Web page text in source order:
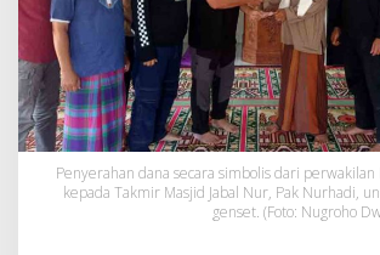
l
a
g
S
e
l
a
Penyerahan dana secara simbolis dari
kepada Takmir Masjid Jabal Nur, Pak Nurhadi,
genset. (Foto: Nugroho